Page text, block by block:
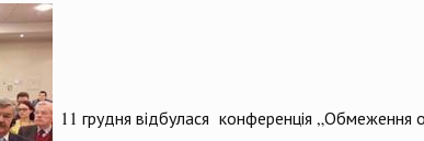
11 грудня відбулася конференція